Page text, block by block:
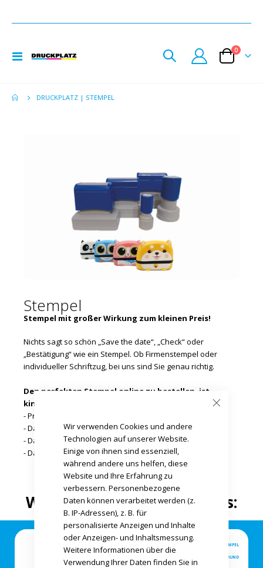
Wir verwenden Cookies und andere
Technologien auf unserer Website.
Einige von ihnen sind essenziell,
während andere uns helfen, diese
Website und Ihre Erfahrung zu
verbessern. Personenbezogene
Daten können verarbeitet werden (z.
B. IP-Adressen), z. B. für
personalisierte Anzeigen und Inhalte
oder Anzeigen- und Inhaltsmessung.
Weitere Informationen über die
Verwendung Ihrer Daten finden Sie in
Toggle
Cart
0Artikel
DRUCKPLATZ | STEMPEL
Stempel
Stempel mit großer Wirkung zum kleinen Preis!
Nichts sagt so schön „Save the date“, „Check“ oder
„Bestätigung“ wie ein Stempel. Ob Firmenstempel oder
individueller Schriftzug, bei uns sind Sie genau richtig.
Den perfekten Stempel online zu bestellen, ist
kinderleicht:
- Produkt auswählen
- Datenblatt herunterladen
- Daten nach Vorgabe gestalten
- Datei hochladen – FERTIG
Wählen Sie ihr Produkt aus:
STEMPEL
RUND